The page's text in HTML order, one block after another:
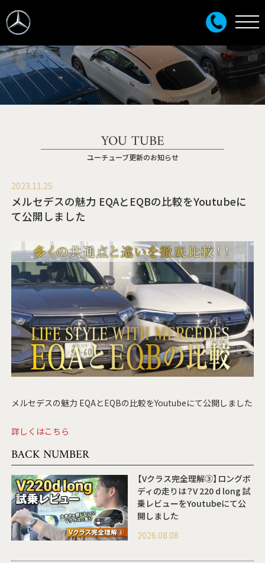
YOU TUBE
ユーチューブ更新のお知らせ
2023.11.25
メルセデスの魅力 EQAとEQBの比較をYoutubeに
て公開しました
メルセデスの魅力 EQAとEQBの比較をYoutubeにて公開しました
詳しくはこちら
BACK NUMBER
【Vクラス完全理解③】ロングボ
ディの走りは？V 220 d long 試
乗レビューをYoutubeにて公
開しました
2026.08.08